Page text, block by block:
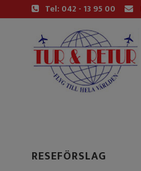
Tel: 042 - 13 95 00
RESEFÖRSLAG